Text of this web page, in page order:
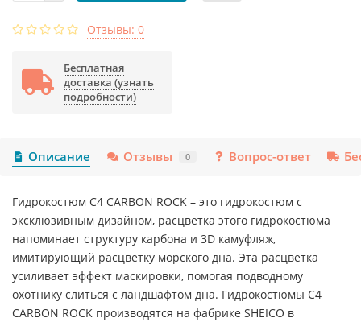
Отзывы: 0
Бесплатная
доставка (узнать
подробности)
Описание Отзывы 0 Вопрос-ответ
Гидрокостюм C4 CARBON ROCK – это гидрокостюм с
эксклюзивным дизайном, расцветка этого гидрокостюма
напоминает структуру карбона и 3D камуфляж,
имитирующий расцветку морского дна. Эта расцветка
усиливает эффект маскировки, помогая подводному
охотнику слиться с ландшафтом дна. Гидрокостюмы C4
CARBON ROCK производятся на фабрике SHEICO в